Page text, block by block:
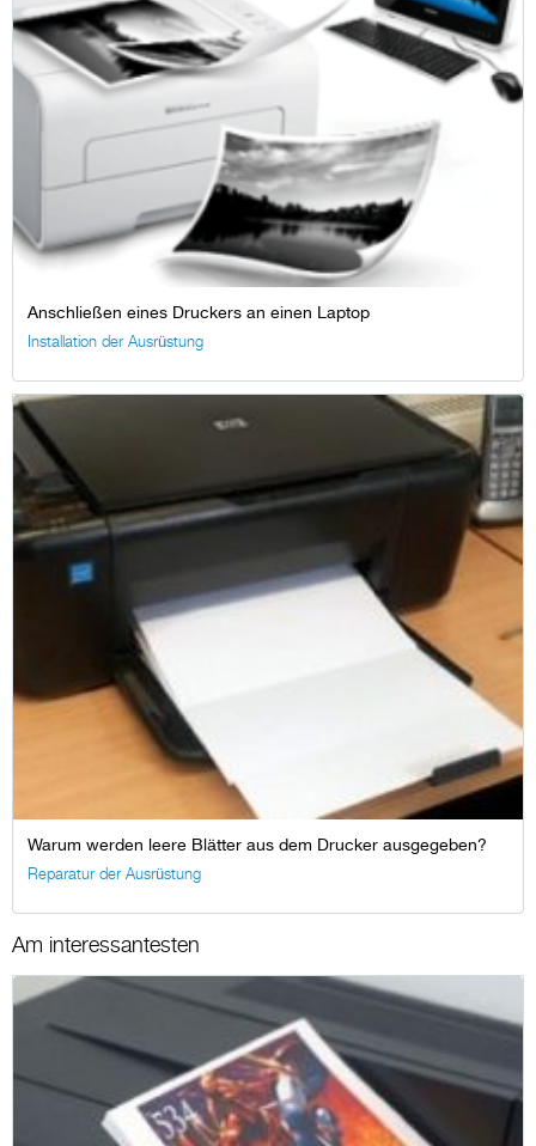
Anschließen eines Druckers an einen Laptop
Installation der Ausrüstung
Warum werden leere Blätter aus dem Drucker ausgegeben?
Reparatur der Ausrüstung
Am interessantesten